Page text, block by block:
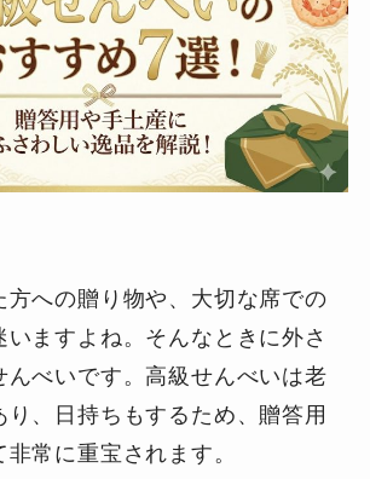
方への贈り物や、大切な席での
ますよね。そんなときに外さ
んべいです。高級せんべいは老
り、日持ちもするため、贈答用
常に重宝されます。